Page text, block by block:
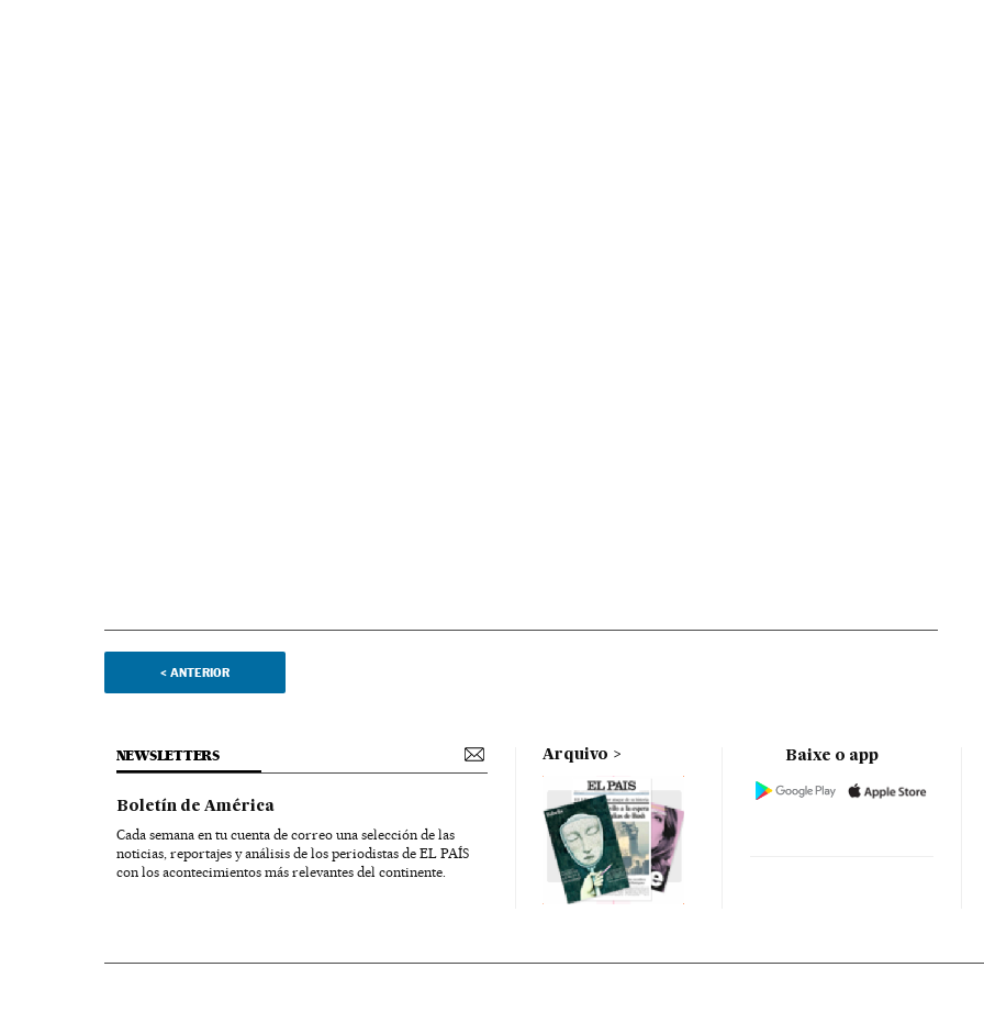
< ANTERIOR
NEWSLETTERS
Boletín de América
Cada semana en tu cuenta de correo una selección de las
noticias, reportajes y análisis de los periodistas de EL PAÍS
con los acontecimientos más relevantes del continente.
Arquivo Baixe o app